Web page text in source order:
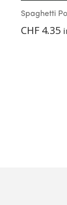
Spaghetti
CHF 4.35